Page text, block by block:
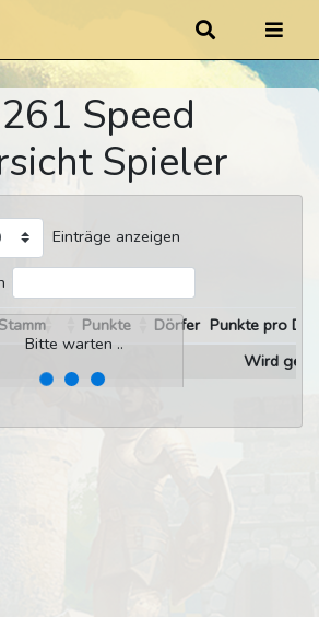
Speed
Spieler
Einträge anzeigen
Bitte warten ..
Punkte Dörfer Punkte pro
Wird